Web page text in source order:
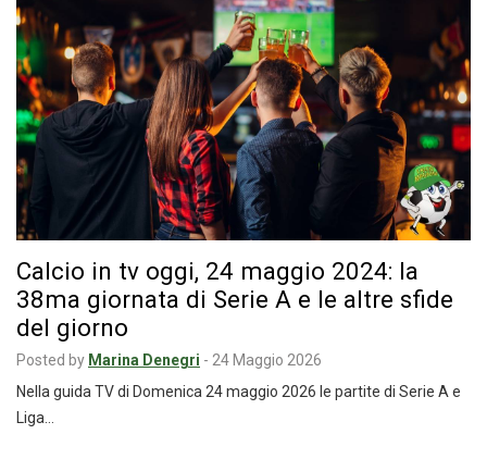
Calcio in tv oggi, 24 maggio 2024: la
38ma giornata di Serie A e le altre sfide
del giorno
Posted by Marina Denegri - 24 Maggio 2026
Nella guida TV di Domenica 24 maggio 2026 le partite di Serie A e
Liga…